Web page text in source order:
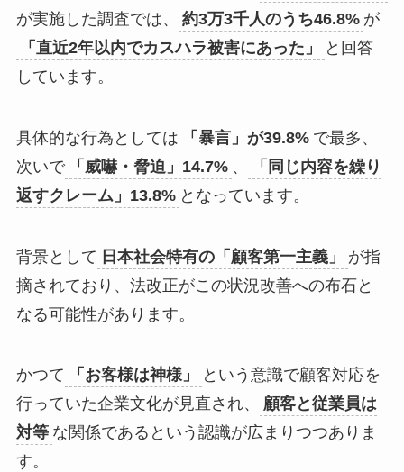
が実施した調査では、
約3万3千人のうち46.8% が
「直近2年以内でカスハラ被害にあった」
と回答
しています。
具体的な行為としては 「暴言」が39.8% で最多、
次いで
「威嚇・脅迫」14.7% 、
「同じ内容を繰り
返すクレーム」13.8% となっています。
背景として 日本社会特有の「顧客第一主義」
が指
摘されており、法改正がこの状況改善への布石と
なる可能性があります。
かつて 「お客様は神様」
という意識で顧客対応を
行っていた企業文化が見直され、
顧客と従業員は
対等 な関係であるという認識が広まりつつありま
す。